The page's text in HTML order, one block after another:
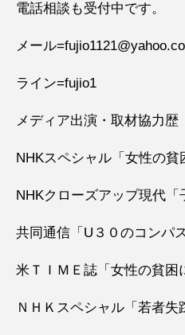
電話相談も受付中です。
メール
ライン=fujio1
メディア出演・取材協力歴
NHKスペシャル「女性の貧
NHKクローズアップ現代「
共同通信「U３０のコンパス
米ＴＩＭＥ誌「女性の貧困
ＮＨＫスペシャル「若者失